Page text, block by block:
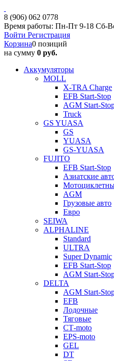
8 (906) 062 0778
Время работы: Пн-Пт 9-18 Сб-
Войти Регистрация
Корзина0 позиций
на сумму 0 руб.
Аккумуляторы
MOLL
X-TRA Charge
EFB Start-Stop
AGM Start-
Truck
GS YUASA
GS
YUASA
GS-YUASA
FUJITO
EFB Start-Stop
Азиатские
AGM
Грузовые авто
Евро
SEIWA
ALPHALINE
Standard
ULTRA
Super Dynamic
EFB Start-Stop
AGM Start-
DELTA
AGM Start-
EFB
Лодочные
Тяговые
СТ-moto
EPS-moto
GEL
DT